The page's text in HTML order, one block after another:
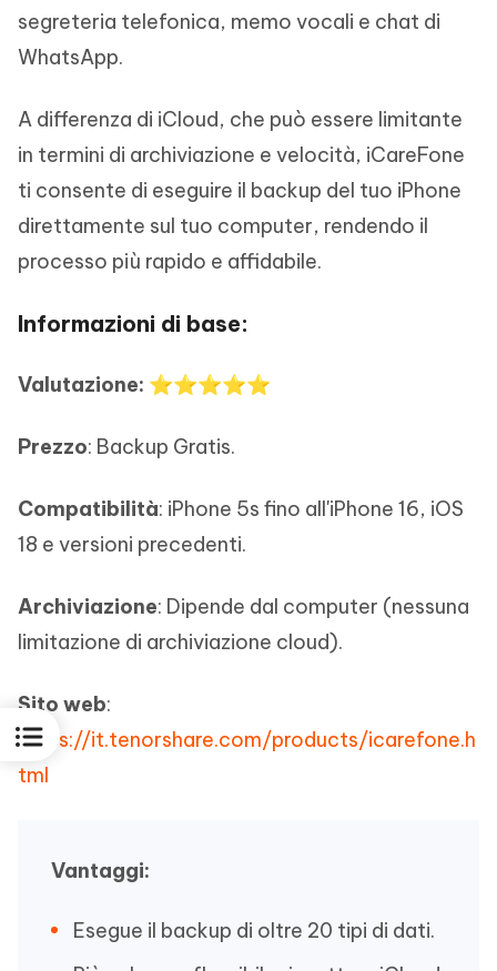
segreteria telefonica, memo vocali e chat di
WhatsApp.
A differenza di iCloud, che può essere limitante
in termini di archiviazione e velocità, iCareFone
ti consente di eseguire il backup del tuo iPhone
direttamente sul tuo computer, rendendo il
processo più rapido e affidabile.
Informazioni di base:
Valutazione: ⭐⭐⭐⭐⭐
Prezzo: Backup Gratis.
Compatibilità: iPhone 5s fino all'iPhone 16, iOS
18 e versioni precedenti.
Archiviazione: Dipende dal computer (nessuna
limitazione di archiviazione cloud).
Sito web:
https://it.tenorshare.com/products/icarefone.h
tml
Vantaggi:
Esegue il backup di oltre 20 tipi di dati.